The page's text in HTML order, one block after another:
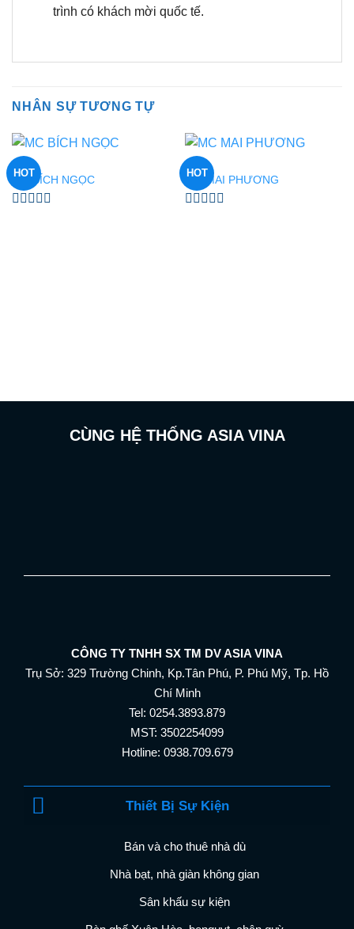
trình có khách mời quốc tế.
NHÂN SỰ TƯƠNG TỰ
HOT
MC BÍCH NGỌC
HOT
MC MAI PHƯƠNG
CÙNG HỆ THỐNG ASIA VINA
CÔNG TY TNHH SX TM DV ASIA VINA
Trụ Sở: 329 Trường Chinh, Kp.Tân Phú, P. Phú Mỹ, Tp. Hồ
Chí Minh
Tel: 0254.3893.879
MST: 3502254099
Hotline: 0938.709.679
Thiết Bị Sự Kiện
Bán và cho thuê nhà dù
Nhà bạt, nhà giàn không gian
Sân khấu sự kiện